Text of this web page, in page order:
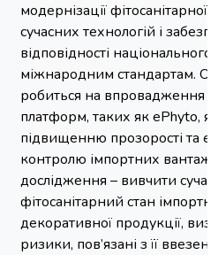
модернізації фітосанітарної
сучасних технологій і
відповідності
міжнародним стандартам.
робиться на впровадження
платформ, таких як ePhyto,
підвищенню прозорості та
контролю імпортних
дослідження – вивчити
фітосанітарний стан
декоративної продукції,
ризики, пов’язані з її